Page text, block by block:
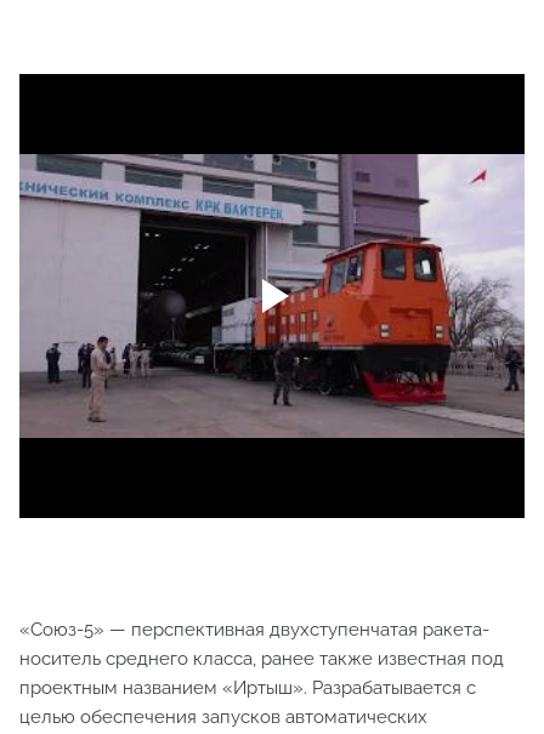
«Союз-5» — перспективная двухступенчатая ракета-
носитель среднего класса, ранее также известная под
проектным названием «Иртыш». Разрабатывается с
целью обеспечения запусков автоматических